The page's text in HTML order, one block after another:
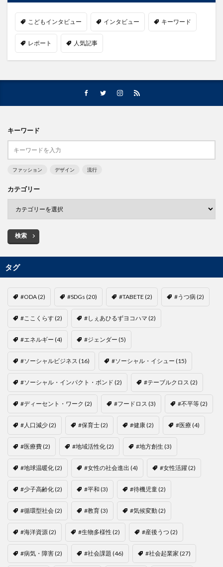
こどもインタビュー インタビュー キーワード
レポート 人気記事
キーワード
ファッション デザイン 流行
カテゴリー
検索
タグ
#ODA(2) #SDGs (20) #TABETE (2) #うつ病(2)
#ここくらす(2) #しぇあひるずヨコハマ (2)
#エネルギー (4) #ジェンダー (5)
#ソーシャルビジネス (16) #ソーシャル・イシュー (15)
#ソーシャル・インパクト・ボンド (2) #テーブルクロス (2)
#ディーセント・ワーク (2) #フードロス (3) #不平等(2)
#人口減少(2) #保育士(2) #健康(2) #医療(4)
#医療費(2) #地域活性化(2) #地方創生 (3)
#地球温暖化(2) #女性の社会進出 (4) #女性活躍(2)
#少子高齢化(2) #平和 (3) #待機児童(2)
#循環型社会(2) #教育(3) #気候変動(2)
#海洋資源(2) #生物多様性(2) #産後うつ (2)
#病気・障害(2) #社会課題 (46) #社会起業家 (27)